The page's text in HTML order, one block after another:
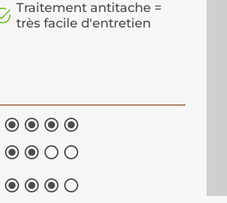
Traitement antitache =
très facile d'entretien
   
   
   